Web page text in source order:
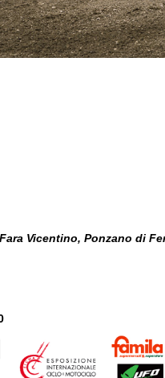
Vicentino, Ponzano di